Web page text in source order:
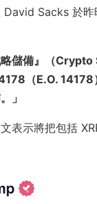
David Sacks 於昨
略儲備』（
（E.O.
」
表示將把包括